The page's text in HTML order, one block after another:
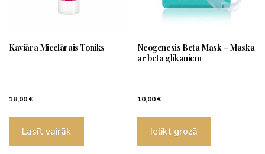
Kaviāra Micelārais Toniks
18,00€
Lasīt vairāk
Neogenesis Beta Mask – Maska
ar beta glikāniem
10,00€
Ielikt grozā